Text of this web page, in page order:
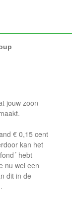
jouw zoon
€ 0,15 cent
kan het
hebt
nu wel een
dit in de